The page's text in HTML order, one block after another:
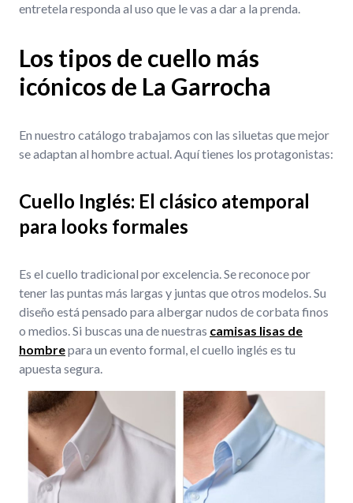
entretela responda al uso que le vas a dar a la prenda.
Los tipos de cuello más
icónicos de La Garrocha
En nuestro catálogo trabajamos con las siluetas que mejor
se adaptan al hombre actual. Aquí tienes los protagonistas:
Cuello Inglés: El clásico atemporal
para looks formales
Es el cuello tradicional por excelencia. Se reconoce por
tener las puntas más largas y juntas que otros modelos. Su
diseño está pensado para albergar nudos de corbata finos
o medios. Si buscas una de nuestras camisas lisas de
hombrepara un evento formal, el cuello inglés es tu
apuesta segura.